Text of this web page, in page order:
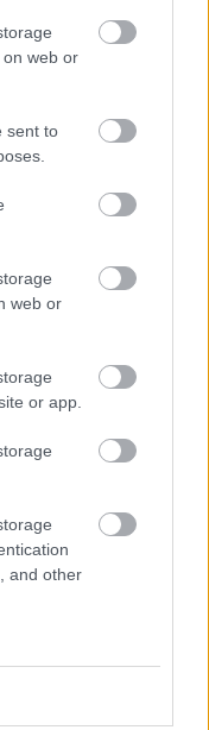
web or
sent to
web or
or app.
and other